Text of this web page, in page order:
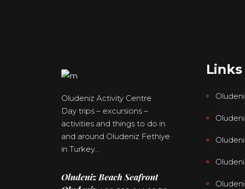
Oludeniz Activity Centre
Day trips – excursions –
activities and things to do in
and around Oludeniz Fethiye
in Turkey…
Oludeniz Beach Seafront
Links